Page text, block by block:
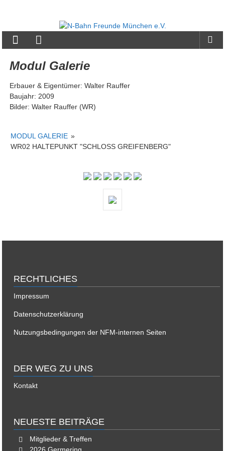
Bahn
Freunde
e.V.
Modul Galerie
Erbauer & Eigentümer: Walter Rauffer
Baujahr: 2009
Bilder: Walter Rauffer (WR)
MODUL GALERIE »
WR02 HALTEPUNKT "SCHLOSS GREIFENBERG"
RECHTLICHES
Impressum
Datenschutzerklärung
Nutzungsbedingungen der NFM-internen Seiten
DER WEG ZU UNS
Kontakt
NEUESTE BEITRÄGE
Mitglieder & Treffen